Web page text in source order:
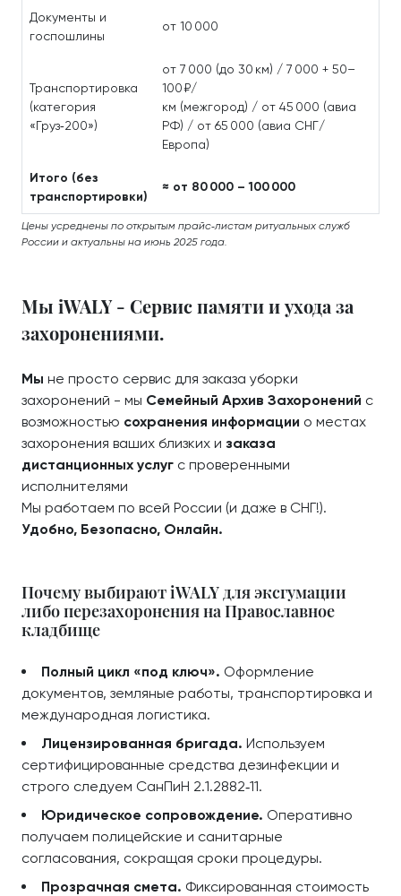
Документы и
госпошлины
от 10 000
Транспортировка
(категория
«Груз‑200»)
от 7 000 (до 30 км) / 7 000 + 50–
100 ₽/
км (межгород) / от 45 000 (авиа
РФ) / от 65 000 (авиа СНГ/
Европа)
Итого (без
транспортировки)
≈ от 80 000 – 100 000
Цены усреднены по открытым прайс‑листам ритуальных служб
России и актуальны на июнь 2025 года.
Мы iWALY - Сервис памяти и ухода за
захоронениями.
Мы не просто сервис для заказа уборки
захоронений - мы Семейный Архив Захоронений с
возможностью сохранения информации о местах
захоронения ваших близких и заказа
дистанционных услуг с проверенными
исполнителями
Мы работаем по всей России (и даже в СНГ!).
Удобно, Безопасно, Онлайн.
Почему выбирают iWALY для эксгумации
либо перезахоронения на Православное
кладбище
Полный цикл «под ключ». Оформление
документов, земляные работы, транспортировка и
международная логистика.
Лицензированная бригада. Используем
сертифицированные средства дезинфекции и
строго следуем СанПиН 2.1.2882‑11.
Юридическое сопровождение. Оперативно
получаем полицейские и санитарные
согласования, сокращая сроки процедуры.
Прозрачная смета. Фиксированная стоимость